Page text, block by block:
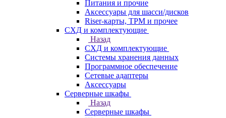
Питания и прочие
Аксессуары для шасси/дисков
Riser-карты, TPM и прочее
СХД и комплектующие
Назад
СХД и комплектующие
Системы хранения данных
Программное обеспечение
Сетевые адаптеры
Аксессуары
Серверные шкафы
Назад
Серверные шкафы